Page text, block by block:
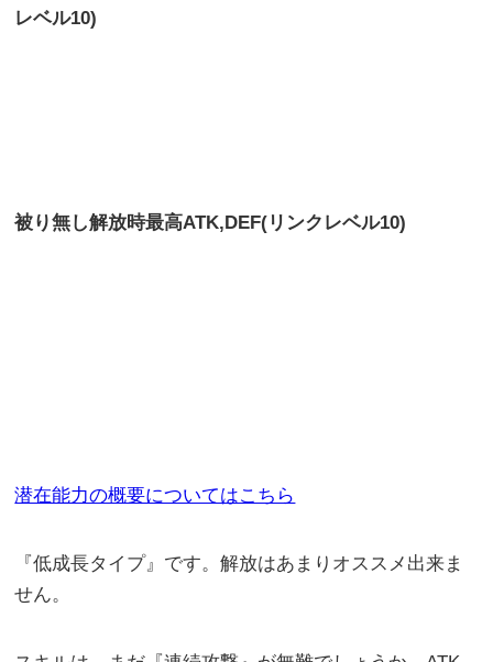
レベル10)
被り無し解放時最高ATK,DEF(リンクレベル10)
潜在能力の概要についてはこちら
『低成長タイプ』です。解放はあまりオススメ出来ま
せん。